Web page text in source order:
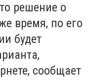
решение о
время, по его
будет
сообщает